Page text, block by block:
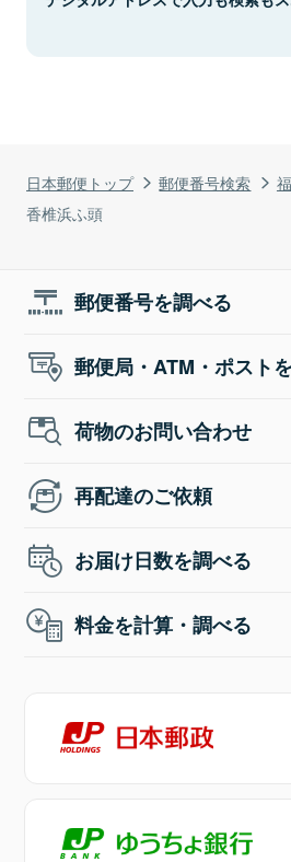
日本郵便トップ 郵便番号検索
香椎浜ふ頭
郵便番号を調べる
郵便局・ATM・ポスト
荷物のお問い合わせ
再配達のご依頼
お届け日数を調べる
料金を計算・調べる